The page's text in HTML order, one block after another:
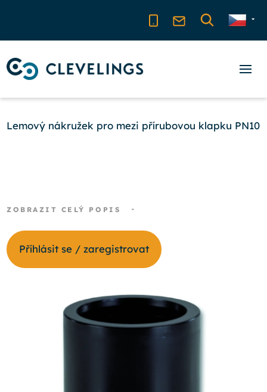
Lemový nákružek pro mezi přírubovou klapku PN10
ZOBRAZIT CELÝ POPIS
Příhlásit se / zaregistrovat